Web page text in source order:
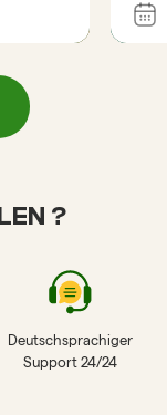
?
Deutschsprachiger
Support 24/24